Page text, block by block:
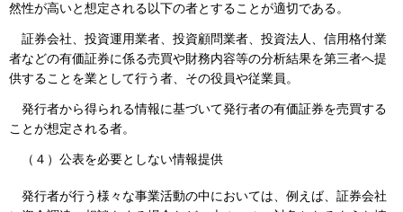
然性が高いと想定される以下の者とすることが適切である。
証券会社、投資運用業者、投資顧問業者、投資法人、信用格付業
者などの有価証券に係る売買や財務内容等の分析結果を第三者へ提
供することを業として行う者、その役員や従業員。
発行者から得られる情報に基づいて発行者の有価証券を売買する
ことが想定される者。
（４） 公表を必要としない情報提供
発行者が行う様々な事業活動の中においては、例えば、証券会社